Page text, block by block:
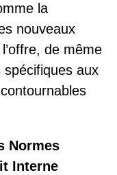
la
nouveaux
de même
spécifiques aux
Normes
Interne